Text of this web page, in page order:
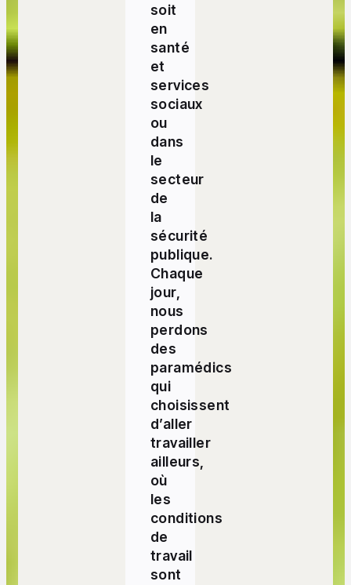
soit
en
santé
et
services
sociaux
ou
dans
le
secteur
de
la
sécurité
publique.
Chaque
jour,
nous
perdons
des
paramédics
qui
choisissent
d’aller
travailler
ailleurs,
où
les
conditions
de
travail
sont